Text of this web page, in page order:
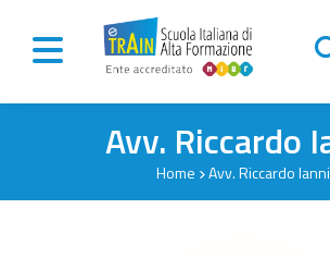
Vai al contenuto
Avv. Riccardo
Home Avv. Riccardo Ianni